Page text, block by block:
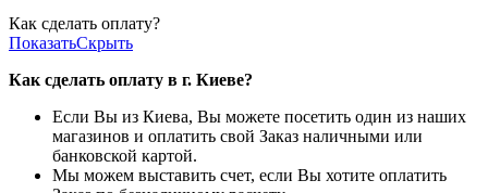
Как сделать оплату?
ПоказатьСкрыть
Как сделать оплату в г. Киеве?
Если Вы из Киева, Вы можете посетить один из наших
магазинов и оплатить свой Заказ наличными или
банковской картой.
Мы можем выставить счет, если Вы хотите оплатить